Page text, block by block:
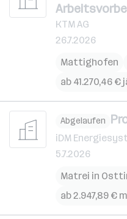
KTM AG
26.7.2026
Mattighofen
ab 41.270,46 €
Abgelaufen
iDM
5.7.2026
Matrei in
ab 2.947,89 €